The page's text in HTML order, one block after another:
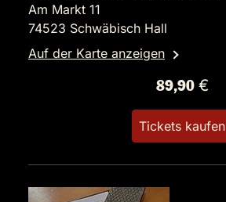
Am Markt 11
74523 Schwäbisch Hall
Auf der Karte anzeigen
89,90 €
Tickets kaufen